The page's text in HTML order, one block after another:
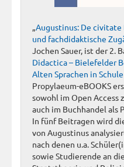
„Augustinus: De civitate
und fachdidaktische
Jochen Sauer, ist der 2.
Didactica – Bielefelder
Alten Sprachen in
Propylaeum-eBOOKS
sowohl im Open Access
auch im Buchhandel als
In fünf Beitragen wird
von Augustinus
nach denen u.a.
sowie Studierende an